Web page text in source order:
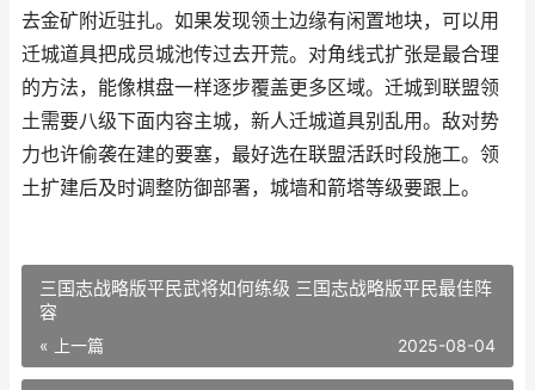
去金矿附近驻扎。如果发现领土边缘有闲置地块，可以用
迁城道具把成员城池传过去开荒。对角线式扩张是最合理
的方法，能像棋盘一样逐步覆盖更多区域。迁城到联盟领
土需要八级下面内容主城，新人迁城道具别乱用。敌对势
力也许偷袭在建的要塞，最好选在联盟活跃时段施工。领
土扩建后及时调整防御部署，城墙和箭塔等级要跟上。
三国志战略版平民武将如何练级 三国志战略版平民最佳阵
容
« 上一篇 2025-08-04